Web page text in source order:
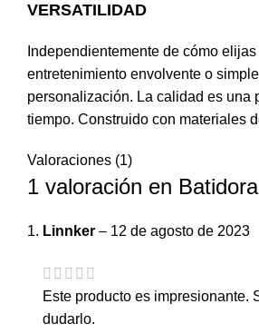
VERSATILIDAD
Independientemente de cómo
entretenimiento envolvente o
personalización. La calidad es una
tiempo. Construido con materiales
Valoraciones (1)
1 valoración en
Linnker – 12 de agosto de 2023
Este producto es impresionante.
dudarlo.